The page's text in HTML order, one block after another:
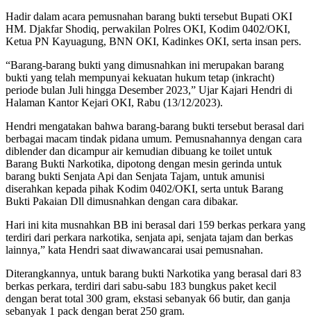
Hadir dalam acara pemusnahan barang bukti tersebut Bupati OKI
HM. Djakfar Shodiq, perwakilan Polres OKI, Kodim 0402/OKI,
Ketua PN Kayuagung, BNN OKI, Kadinkes OKI, serta insan pers.
“Barang-barang bukti yang dimusnahkan ini merupakan barang
bukti yang telah mempunyai kekuatan hukum tetap (inkracht)
periode bulan Juli hingga Desember 2023,” Ujar Kajari Hendri di
Halaman Kantor Kejari OKI, Rabu (13/12/2023).
Hendri mengatakan bahwa barang-barang bukti tersebut berasal dari
berbagai macam tindak pidana umum. Pemusnahannya dengan cara
diblender dan dicampur air kemudian dibuang ke toilet untuk
Barang Bukti Narkotika, dipotong dengan mesin gerinda untuk
barang bukti Senjata Api dan Senjata Tajam, untuk amunisi
diserahkan kepada pihak Kodim 0402/OKI, serta untuk Barang
Bukti Pakaian Dll dimusnahkan dengan cara dibakar.
Hari ini kita musnahkan BB ini berasal dari 159 berkas perkara yang
terdiri dari perkara narkotika, senjata api, senjata tajam dan berkas
lainnya,” kata Hendri saat diwawancarai usai pemusnahan.
Diterangkannya, untuk barang bukti Narkotika yang berasal dari 83
berkas perkara, terdiri dari sabu-sabu 183 bungkus paket kecil
dengan berat total 300 gram, ekstasi sebanyak 66 butir, dan ganja
sebanyak 1 pack dengan berat 250 gram.